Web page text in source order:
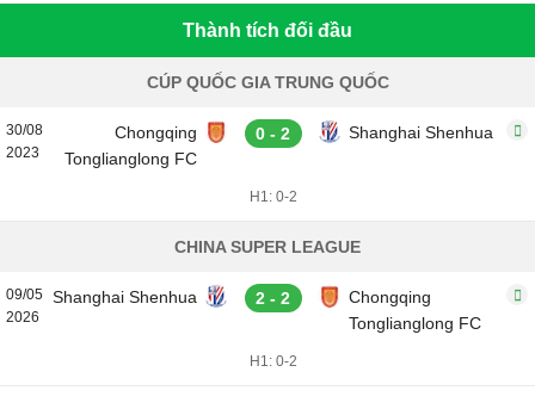
Thành tích đối đầu
CÚP QUỐC GIA TRUNG QUỐC
30/08
2023
Chongqing
Tonglianglong FC
0 - 2 Shanghai Shenhua
H1: 0-2
CHINA SUPER LEAGUE
09/05
2026
Shanghai Shenhua 2 - 2
Chongqing
Tonglianglong FC
H1: 0-2